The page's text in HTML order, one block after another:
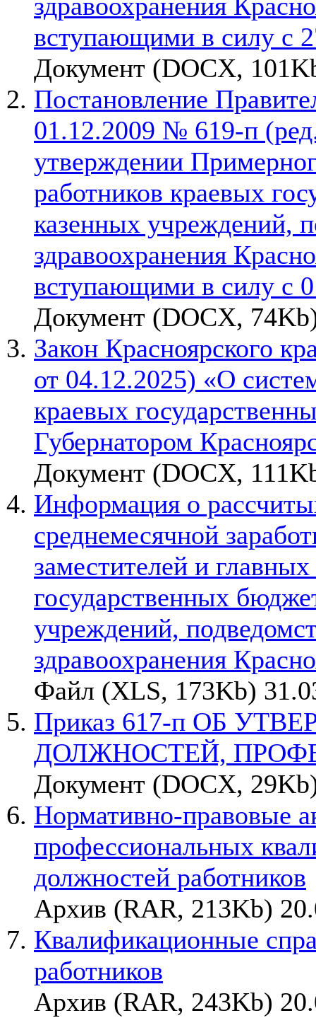
здравоохранения
вступающими в силу с
Документ (DOCX,
Постановление
01.12.2009 № 619-п
утверждении
работников краевых
казенных учреждений,
здравоохранения
вступающими в силу с
Документ (DOCX,
Закон Красноярского
от 04.12.2025) «О
краевых
Губернатором
Документ (DOCX,
Информация о
среднемесячной
заместителей и
государственных
учреждений,
здравоохранения
Файл (XLS, 173Kb)
Приказ 617-п ОБ
ДОЛЖНОСТЕЙ,
Документ (DOCX,
Нормативно-правовые
профессиональных
должностей работников
Архив (RAR, 213Kb)
Квалификационные
работников
Архив (RAR, 243Kb)